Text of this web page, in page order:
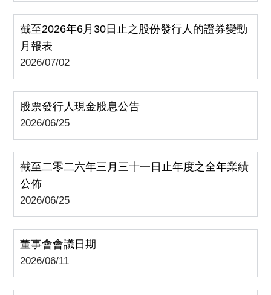
截至2026年6月30日止之股份發行人的證券變動
月報表
2026/07/02
股票發行人現金股息公告
2026/06/25
截至二零二六年三月三十一日止年度之全年業績
公佈
2026/06/25
董事會會議日期
2026/06/11